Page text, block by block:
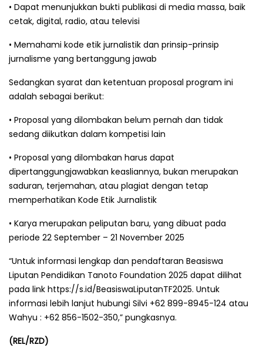
• Dapat menunjukkan bukti publikasi di media massa, baik
cetak, digital, radio, atau televisi
• Memahami kode etik jurnalistik dan prinsip-prinsip
jurnalisme yang bertanggung jawab
Sedangkan syarat dan ketentuan proposal program ini
adalah sebagai berikut:
• Proposal yang dilombakan belum pernah dan tidak
sedang diikutkan dalam kompetisi lain
• Proposal yang dilombakan harus dapat
dipertanggungjawabkan keasliannya, bukan merupakan
saduran, terjemahan, atau plagiat dengan tetap
memperhatikan Kode Etik Jurnalistik
• Karya merupakan peliputan baru, yang dibuat pada
periode 22 September – 21 November 2025
“Untuk informasi lengkap dan pendaftaran Beasiswa
Liputan Pendidikan Tanoto Foundation 2025 dapat dilihat
pada link https://s.id/BeasiswaLiputanTF2025. Untuk
informasi lebih lanjut hubungi Silvi +62 899-8945-124 atau
Wahyu : +62 856-1502-350,” pungkasnya.
(REL/RZD)